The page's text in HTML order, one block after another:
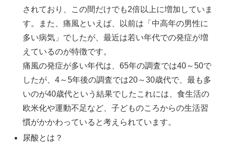
されており、この間だけでも2倍以上に増加していま
す。また、痛風といえば、以前は「中高年の男性に
多い病気」でしたが、最近は若い年代での発症が増
えているのが特徴です。
痛風の発症が多い年代は、65年の調査では40～50で
したが、4～5年後の調査では20～30歳代で、最も多
いのが40歳代という結果でしたこれには、食生活の
欧米化や運動不足など、子どものころからの生活習
慣がかかわっていると考えられています。
尿酸とは？